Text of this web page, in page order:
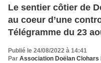
Le sentier côtier de
au coeur d’une
Télégramme du 23
Publié le 24/08/2022 à 14:41
Par Association Doëlan Clohars